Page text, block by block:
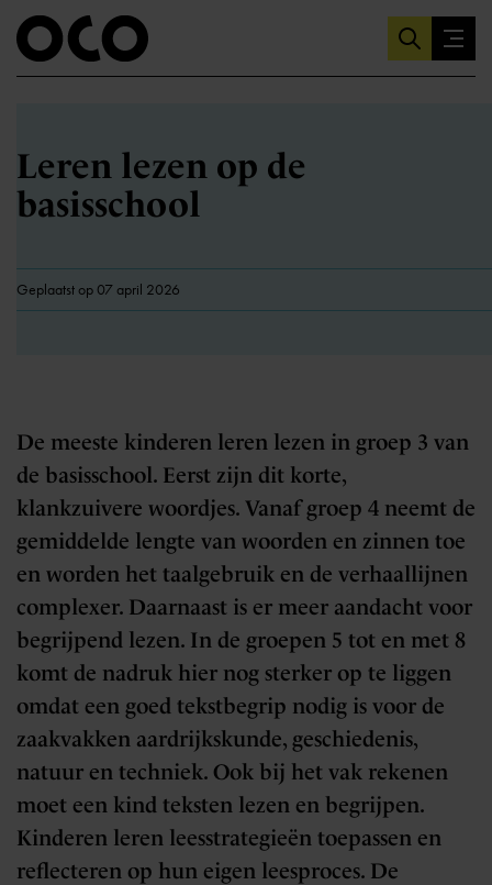
Leren lezen op de
basisschool
Geplaatst op 07 april 2026
De meeste kinderen leren lezen in groep 3 van
de basisschool. Eerst zijn dit korte,
klankzuivere woordjes. Vanaf groep 4 neemt de
gemiddelde lengte van woorden en zinnen toe
en worden het taalgebruik en de verhaallijnen
complexer. Daarnaast is er meer aandacht voor
begrijpend lezen. In de groepen 5 tot en met 8
komt de nadruk hier nog sterker op te liggen
omdat een goed tekstbegrip nodig is voor de
zaakvakken aardrijkskunde, geschiedenis,
natuur en techniek. Ook bij het vak rekenen
moet een kind teksten lezen en begrijpen.
Kinderen leren leesstrategieën toepassen en
reflecteren op hun eigen leesproces. De